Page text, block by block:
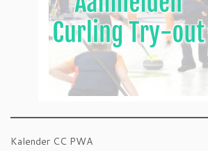
Kalender CC PWA